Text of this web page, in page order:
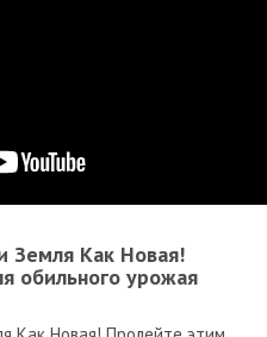
Земля Как Новая!
обильного урожая